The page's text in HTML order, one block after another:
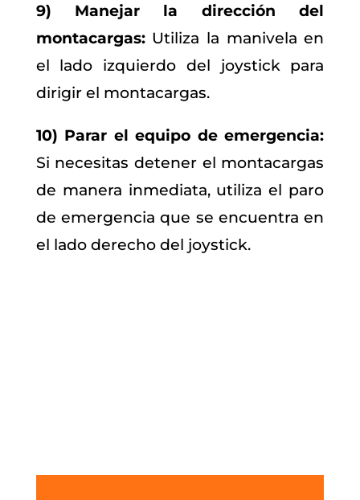
9) Manejar la dirección del
montacargas:Utiliza la manivela en
el lado izquierdo del joystick para
dirigir el montacargas.
10) Parar el equipo de emergencia:
Si necesitas detener el montacargas
de manera inmediata, utiliza el paro
de emergencia que se encuentra en
el lado derecho del joystick.